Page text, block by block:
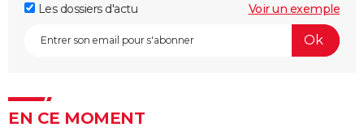
Les dossiers d'actu
Voir un exemple
EN CE MOMENT